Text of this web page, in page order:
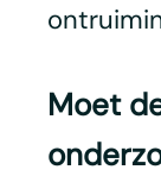
Moet